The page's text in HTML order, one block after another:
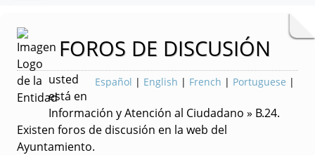
FOROS DE DISCUSIÓN
Español | English | French | Portuguese |
usted
está en
Información y Atención al Ciudadano » B.24.
Existen foros de discusión en la web del
Ayuntamiento.